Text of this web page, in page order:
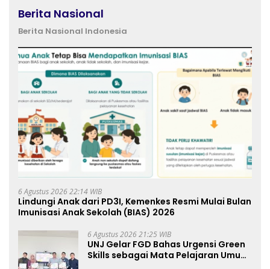
Berita Nasional
Berita Nasional Indonesia
6 Agustus 2026 22:14 WIB
Lindungi Anak dari PD3I, Kemenkes Resmi Mulai Bulan
Imunisasi Anak Sekolah (BIAS) 2026
6 Agustus 2026 21:25 WIB
UNJ Gelar FGD Bahas Urgensi Green
Skills sebagai Mata Pelajaran Umum